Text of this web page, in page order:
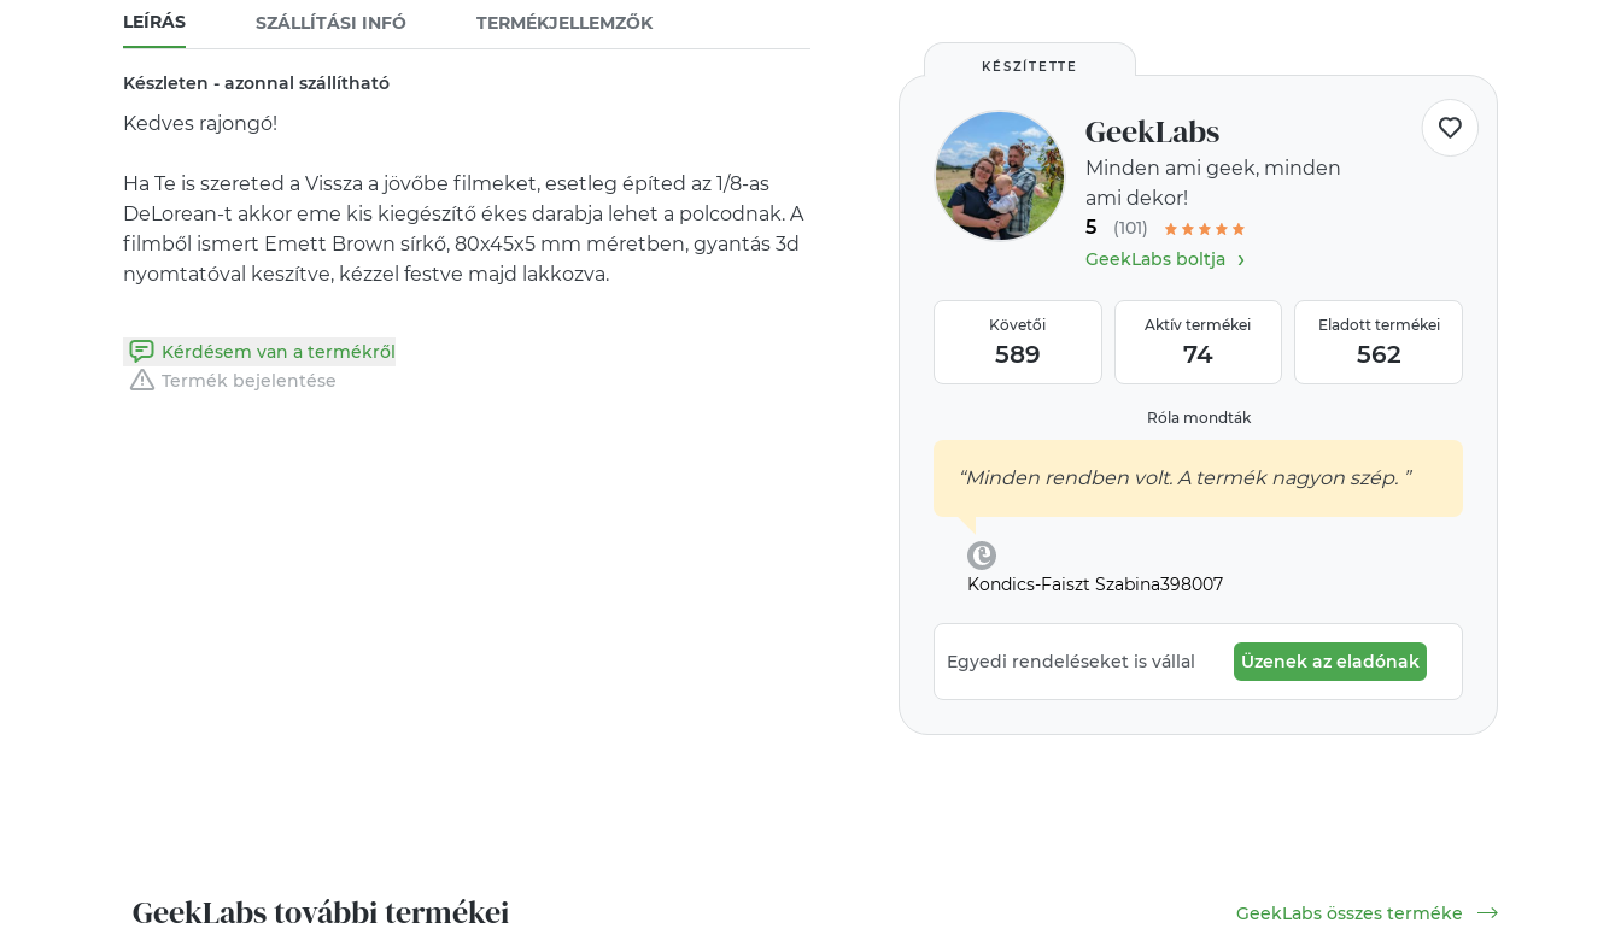
LEÍRÁS SZÁLLÍTÁSI INFÓ TERMÉKJELLEMZŐK
Készleten - azonnal szállítható
Kedves rajongó!
Ha Te is szereted a Vissza a jövőbe filmeket, esetleg építed az 1/8-as
DeLorean-t akkor eme kis kiegészítő ékes darabja lehet a polcodnak. A
filmből ismert Emett Brown sírkő, 80x45x5 mm méretben, gyantás 3d
nyomtatóval keszítve, kézzel festve majd lakkozva.
Kérdésem van a termékről
Termék bejelentése
KÉSZÍTETTE
GeekLabs
Minden ami geek, minden
ami dekor!
5
(101)
GeekLabs boltja
›
Követői
589
Aktív termékei
74
Eladott termékei
562
Róla mondták
“Minden rendben volt. A termék nagyon szép. ”
Kondics-Faiszt Szabina398007
Egyedi rendeléseket is vállal Üzenek az eladónak
GeekLabs további termékei GeekLabs összes terméke